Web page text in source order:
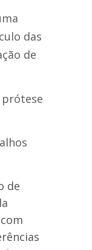
das
de
de